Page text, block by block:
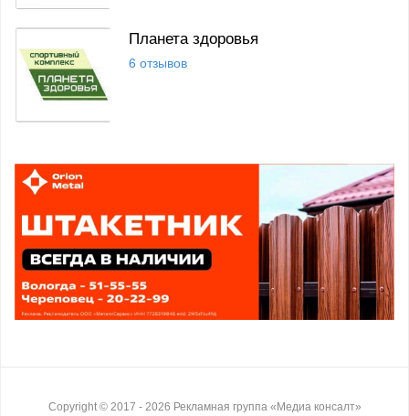
Планета здоровья
6 отзывов
Copyright © 2017 - 2026 Рекламная группа «Медиа консалт»